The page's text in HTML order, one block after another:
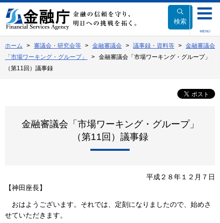
文
へ
動
検索
MENU
ホーム 審議会・研究会等 金融審議会 議事録・資料等
金融審議会
「市場ワーキング・グループ」
金融審議会「市場ワーキング・グループ」
（第11回）議事録
金融審議会「市場ワーキング・グループ」
（第11回）議事録
平成２８年１２月７日
【神田座長】
おはようございます。それでは、定刻になりましたので、始めさ
せていただきます。